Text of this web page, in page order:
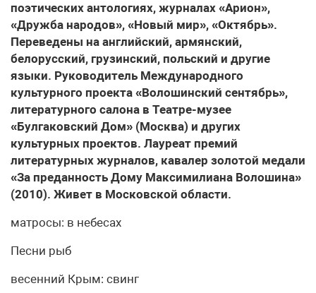
поэтических антологиях, журналах «Арион»,
«Дружба народов», «Новый мир», «Октябрь».
Переведены на английский, армянский,
белорусский, грузинский, польский и другие
языки. Руководитель Международного
культурного проекта «Волошинский сентябрь»,
литературного салона в Театре-музее
«Булгаковский Дом» (Москва) и других
культурных проектов. Лауреат премий
литературных журналов, кавалер золотой медали
«За преданность Дому Максимилиана Волошина»
(2010). Живет в Московской области.
матросы: в небесах
Песни рыб
весенний Крым: свинг